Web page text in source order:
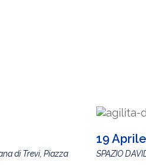
di Trevi, Piazza
19
SPAZIO